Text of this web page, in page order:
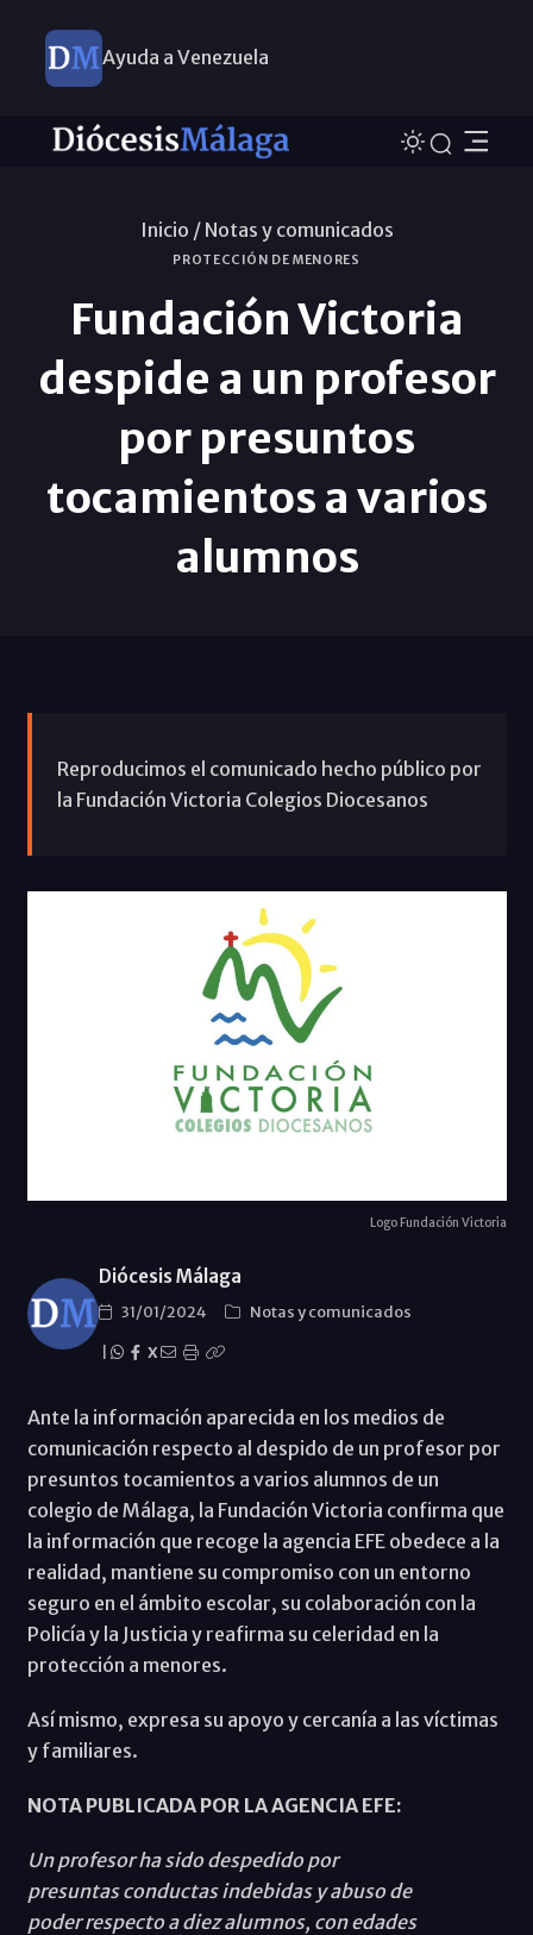
Ayuda a Venezuela
Inicio / Notas y comunicados
PROTECCIÓN DE MENORES
Fundación Victoria
despide a un profesor
por presuntos
tocamientos a varios
alumnos
Reproducimos el comunicado hecho público por
la Fundación Victoria Colegios Diocesanos
Logo Fundación Victoria
Diócesis Málaga
31/01/2024
Notas y comunicados
X
Ante la información aparecida en los medios de
comunicación respecto al despido de un profesor por
presuntos tocamientos a varios alumnos de un
colegio de Málaga, la Fundación Victoria confirma que
la información que recoge la agencia EFE obedece a la
realidad, mantiene su compromiso con un entorno
seguro en el ámbito escolar, su colaboración con la
Policía y la Justicia y reafirma su celeridad en la
protección a menores.
Así mismo, expresa su apoyo y cercanía a las víctimas
y familiares.
NOTA PUBLICADA POR LA AGENCIA EFE:
Un profesor ha sido despedido por
presuntas conductas indebidas y abuso de
poder respecto a diez alumnos, con edades